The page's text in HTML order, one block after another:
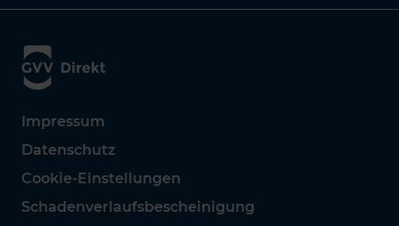
Impressum
Datenschutz
Cookie-Einstellungen
Schadenverlaufsbescheinigung